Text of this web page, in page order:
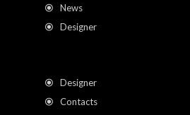
News
Designer
Designer
Contacts